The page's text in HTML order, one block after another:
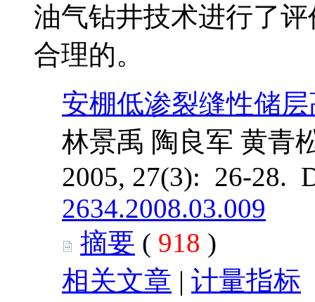
油气钻井技术进行了
合理的。
安棚低渗裂缝性储
林景禹 陶良军 黄青
2005, 27(3): 26-28.
2634.2008.03.009
摘要 ( 918 )
相关文章 | 计量指标